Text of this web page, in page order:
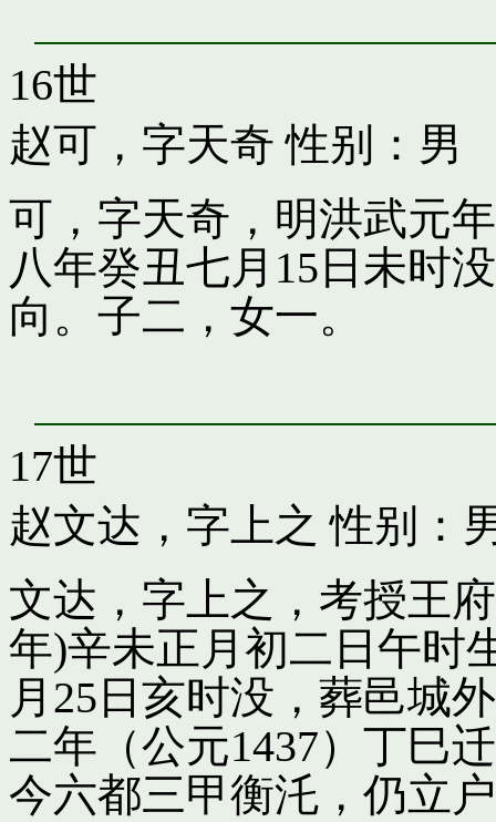
16世
赵可，字天奇 性别：男
可，字天奇，明洪武元
八年癸丑七月15日未时
向。子二，女一。
17世
赵文达，字上之 性别：
文达，字上之，考授王
年)辛未正月初二日午时
月25日亥时没，葬邑城
二年（公元1437）丁巳
今六都三甲衡汑，仍立